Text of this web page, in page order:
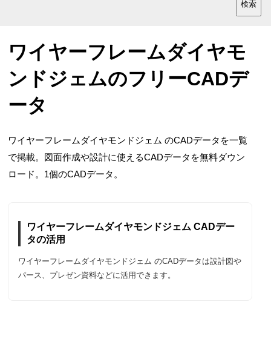
ワイヤーフレームダイヤモ
ンドジェムのフリーCADデ
ータ
ワイヤーフレームダイヤモンドジェム のCADデータを一覧
で掲載。図面作成や設計に使えるCADデータを無料ダウン
ロード。1個のCADデータ。
ワイヤーフレームダイヤモンドジェム CADデー
タの活用
ワイヤーフレームダイヤモンドジェム のCADデータは設計図や
パース、プレゼン資料などに活用できます。